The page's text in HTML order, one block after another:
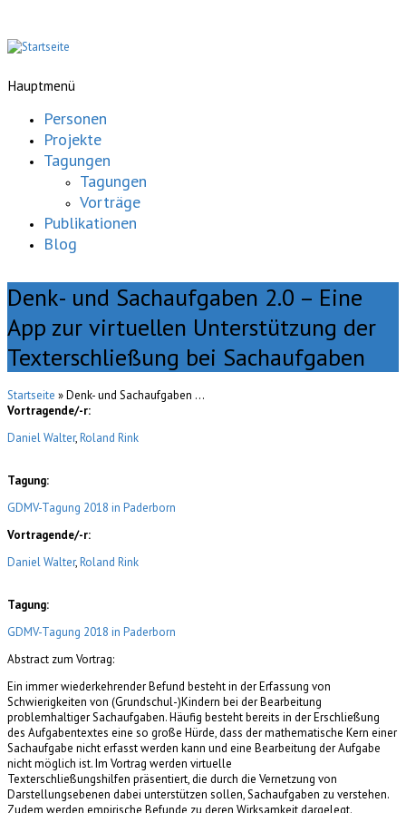
Hauptmenü
Personen
Projekte
Tagungen
Tagungen
Vorträge
Publikationen
Blog
Denk- und Sachaufgaben 2.0 – Eine
App zur virtuellen Unterstützung der
Texterschließung bei Sachaufgaben
Startseite » Denk- und Sachaufgaben ...
Vortragende/-r:
Daniel Walter,Roland Rink
Tagung:
GDMV-Tagung 2018 in Paderborn
Vortragende/-r:
Daniel Walter,Roland Rink
Tagung:
GDMV-Tagung 2018 in Paderborn
Abstract zum Vortrag:
Ein immer wiederkehrender Befund besteht in der Erfassung von
Schwierigkeiten von (Grundschul-)Kindern bei der Bearbeitung
problemhaltiger Sachaufgaben. Häufig besteht bereits in der Erschließung
des Aufgabentextes eine so große Hürde, dass der mathematische Kern einer
Sachaufgabe nicht erfasst werden kann und eine Bearbeitung der Aufgabe
nicht möglich ist. Im Vortrag werden virtuelle
Texterschließungshilfen präsentiert, die durch die Vernetzung von
Darstellungsebenen dabei unterstützen sollen, Sachaufgaben zu verstehen.
Zudem werden empirische Befunde zu deren Wirksamkeit dargelegt.